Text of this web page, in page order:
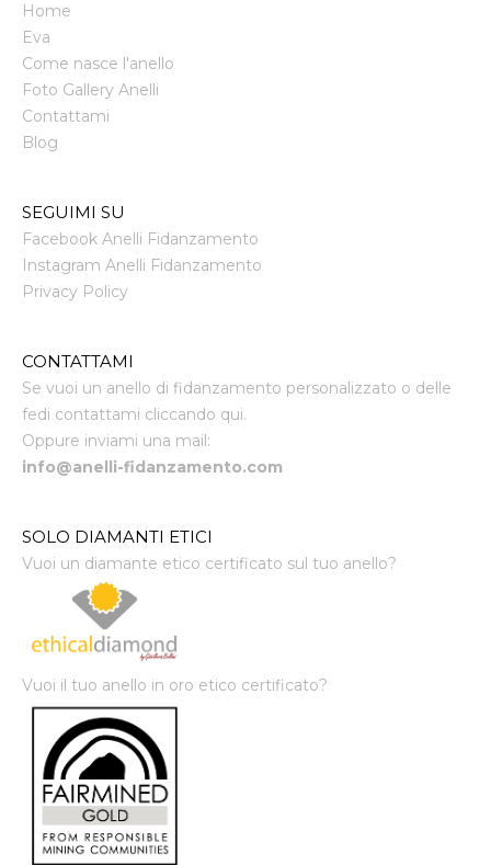
Home
Eva
Come nasce l'anello
Foto Gallery Anelli
Contattami
Blog
SEGUIMI SU
Facebook Anelli Fidanzamento
Instagram Anelli Fidanzamento
Privacy Policy
CONTATTAMI
Se vuoi un anello di fidanzamento personalizzato o delle
fedi contattami cliccando qui.
Oppure inviami una mail:
info@anelli-fidanzamento.com
SOLO DIAMANTI ETICI
Vuoi un diamante etico certificato sul tuo anello?
Vuoi il tuo anello in oro etico certificato?